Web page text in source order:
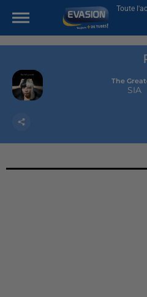
Toute
The
SIA